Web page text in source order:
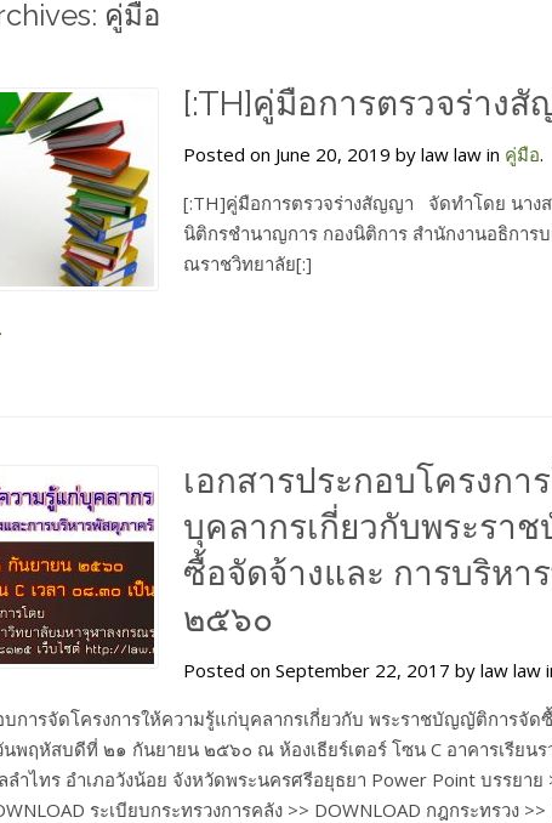
คู่มือ
[:TH]คู่มือการตรวจร่างสั
Posted on June 20, 2019 by law law in คู่มือ.
[:TH]คู่มือการตรวจร่างสัญญา จัดทำโดย นาง
นิติกรชำนาญการ กองนิติการ สำนักงานอธิการ
ณราชวิทยาลัย[:]
เอกสารประกอบโครงกา
บุคลากรเกี่ยวกับพระรา
ซื้อจัดจ้างและ การบริหา
๒๕๖๐
Posted on September 22, 2017 by law law
บการจัดโครงการให้ความรู้แก่บุคลากรเกี่ยวกับ พระราชบัญญัติการจัด
พฤหัสบดีที่ ๒๑ กันยายน ๒๕๖๐ ณ ห้องเธียร์เตอร์ โซน C อาคารเรียน
ำไทร อำเภอวังน้อย จังหวัดพระนครศรีอยุธยา Power Point บรรยาย
ระเบียบกระทรวงการคลัง >> DOWNLOAD กฎกระทรวง